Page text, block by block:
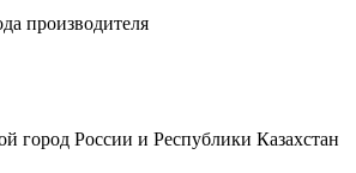
производителя
России и Республики Казахстан